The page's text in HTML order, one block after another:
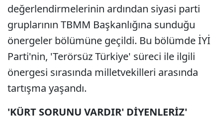
değerlendirmelerinin ardından siyasi parti
gruplarının TBMM Başkanlığına sunduğu
önergeler bölümüne geçildi. Bu bölümde İYİ
Parti'nin, 'Terörsüz Türkiye' süreci ile ilgili
önergesi sırasında milletvekilleri arasında
tartışma yaşandı.
'KÜRT SORUNU VARDIR' DİYENLERİZ'